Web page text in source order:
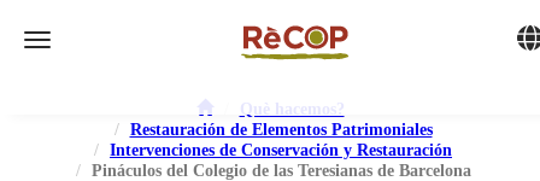
Toggle navigation
Què hacemos?
Restauración de Elementos Patrimoniales
Intervenciones de Conservación y Restauración
Pináculos del Colegio de las Teresianas de Barcelona